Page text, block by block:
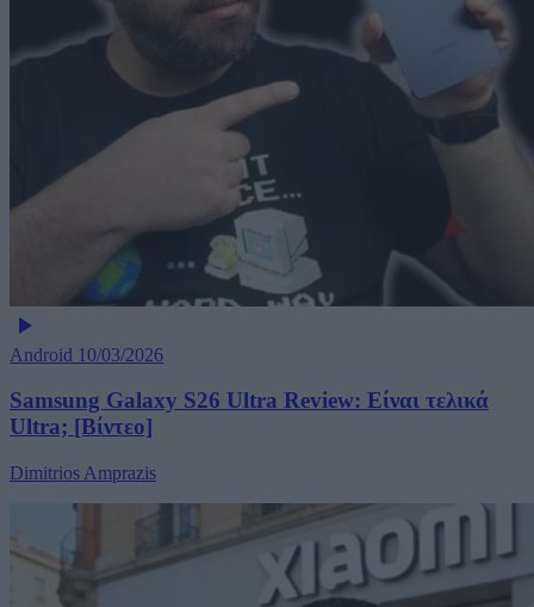
Android 10/03/2026
Samsung Galaxy S26 Ultra Review: Είναι τελικά
Ultra; [Βίντεο]
Dimitrios Amprazis